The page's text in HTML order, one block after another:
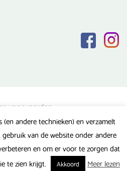
voorwaarden
verklaring
vragen
andere technieken) en verzamelt
van de website onder andere
en om er voor te zorgen dat
te zien krijgt.
Akkoord Meer lezen